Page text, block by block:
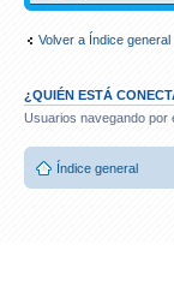
Volver a Índice general
¿QUIÉN ESTÁ
Usuarios navegando por
Índice general